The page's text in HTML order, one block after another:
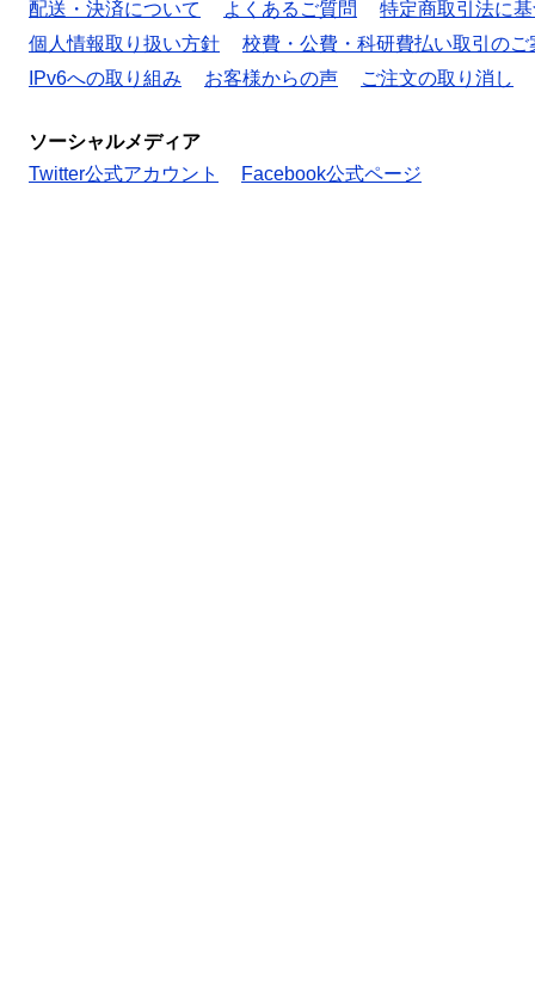
配送・決済について よくあるご質問
特定商取引法に
個人情報取り扱い方針
校費・公費・科研費払い取引のご
IPv6への取り組み
お客様からの声 ご注文の取り消し
ソーシャルメディア
Twitter公式アカウント
Facebook公式ページ